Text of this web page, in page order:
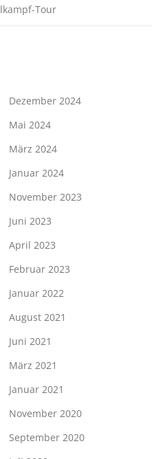
Tour
Dezember 2024
Mai 2024
März 2024
Januar 2024
November 2023
Juni 2023
April 2023
Februar 2023
Januar 2022
August 2021
Juni 2021
März 2021
Januar 2021
November 2020
September 2020